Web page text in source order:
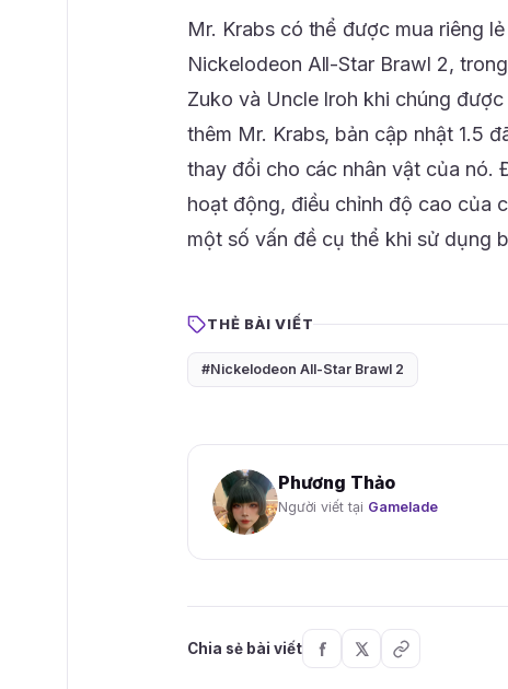
Mr. Krabs có thể được mua riêng
Nickelodeon All-Star Brawl 2,
Zuko và Uncle Iroh khi chúng
thêm Mr. Krabs, bản cập nhật 1.5
thay đổi cho các nhân vật của nó.
hoạt động, điều chỉnh độ cao của
một số vấn đề cụ thể khi sử dụng
THẺ BÀI VIẾT
#Nickelodeon All-Star Brawl 2
Phương Thảo
Người viết tại Gamelade
Chia sẻ bài viết